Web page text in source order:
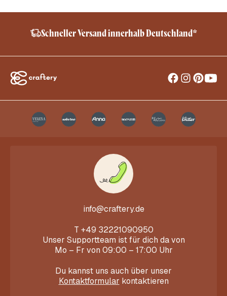
Schneller Versand innerhalb Deutschland*
info@craftery.de
T +49 32221090950
Unser Supportteam ist für dich da von
Mo – Fr von 09:00 – 17:00 Uhr
Du kannst uns auch über unser
Kontaktformular kontaktieren